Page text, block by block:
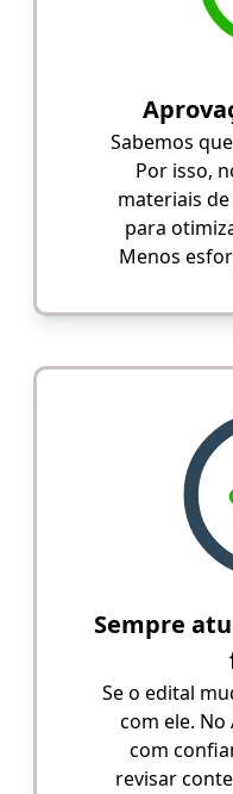
Sabemos
Por isso,
materiais
para
Menos
Sempre
Se o edital
com ele. No
com
revisar